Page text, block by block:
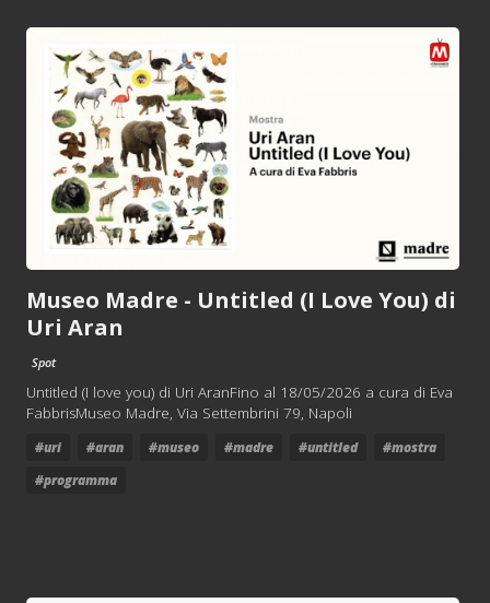
Museo Madre - Untitled (I Love You) di
Uri Aran
Spot
Untitled (I love you) di Uri AranFino al 18/05/2026 a cura di Eva
FabbrisMuseo Madre, Via Settembrini 79, Napoli
#uri #aran #museo #madre #untitled
#mostra
#programma